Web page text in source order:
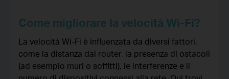
Come migliorare la velocità Wi-Fi?
La velocità Wi-Fi è influenzata da diversi fattori,
come la distanza dal router, la presenza di ostacoli
(ad esempio muri o soffitti), le interferenze e il